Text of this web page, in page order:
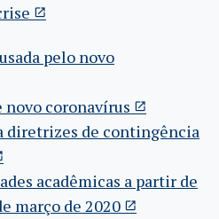
pelo novo
novo coronavírus
diretrizes de contingência
acadêmicas a partir de
março de 2020